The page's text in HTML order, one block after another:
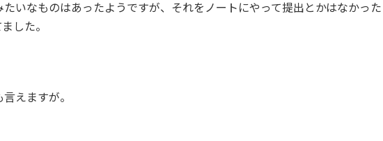
いなものはあったようですが、それをノートにやって提出とかはなかった
した。
えますが。